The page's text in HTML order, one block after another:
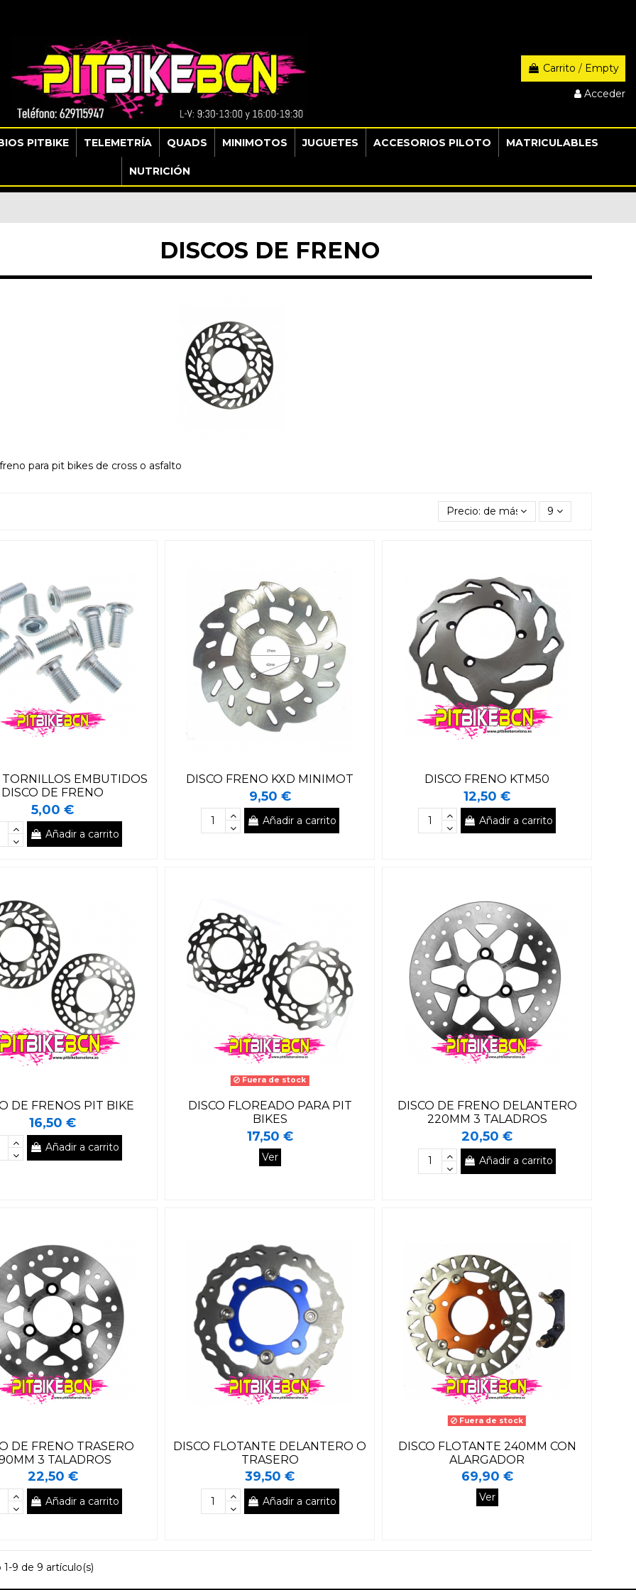
Carrito / Empty
Acceder
PITBIKE TELEMETRÍA QUADS MINIMOTOS JUGUETES ACCESORIOS PILOTO MATRICULABLES
NUTRICIÓN
DISCOS DE FRENO
para pit bikes de cross o asfalto
Precio: de más bajo a más alto
9
EMBUTIDOS
DISCO DE FRENO
5,00 €
Añadir a carrito
DISCO FRENO KXD MINIMOT
9,50 €
Añadir a carrito
DISCO FRENO KTM50
12,50 €
Añadir a carrito
DE FRENOS PIT BIKE
16,50 €
Añadir a carrito
Fuera de stock
DISCO FLOREADO PARA PIT
BIKES
17,50 €
Ver
DISCO DE FRENO DELANTERO
220MM 3 TALADROS
20,50 €
Añadir a carrito
DE FRENO TRASERO
3 TALADROS
22,50 €
Añadir a carrito
DISCO FLOTANTE DELANTERO O
TRASERO
39,50 €
Añadir a carrito
Fuera de stock
DISCO FLOTANTE 240MM CON
ALARGADOR
69,90 €
Ver
9 de 9 artículo(s)